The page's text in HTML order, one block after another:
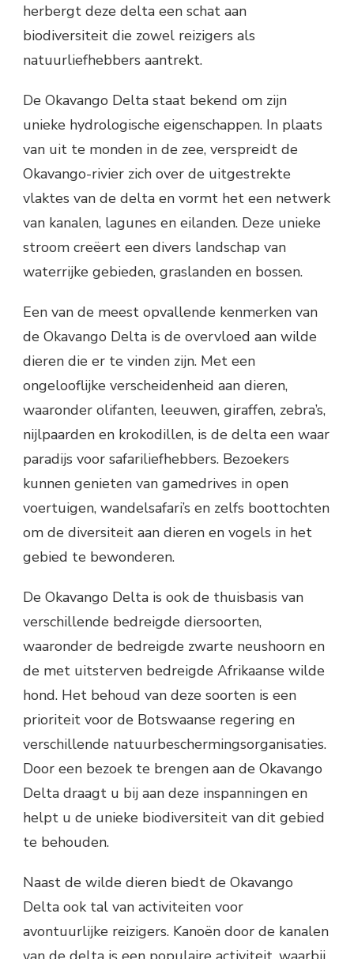
herbergt deze delta een schat aan
biodiversiteit die zowel reizigers als
natuurliefhebbers aantrekt.
De Okavango Delta staat bekend om zijn
unieke hydrologische eigenschappen. In plaats
van uit te monden in de zee, verspreidt de
Okavango-rivier zich over de uitgestrekte
vlaktes van de delta en vormt het een netwerk
van kanalen, lagunes en eilanden. Deze unieke
stroom creëert een divers landschap van
waterrijke gebieden, graslanden en bossen.
Een van de meest opvallende kenmerken van
de Okavango Delta is de overvloed aan wilde
dieren die er te vinden zijn. Met een
ongelooflijke verscheidenheid aan dieren,
waaronder olifanten, leeuwen, giraffen, zebra’s,
nijlpaarden en krokodillen, is de delta een waar
paradijs voor safariliefhebbers. Bezoekers
kunnen genieten van gamedrives in open
voertuigen, wandelsafari’s en zelfs boottochten
om de diversiteit aan dieren en vogels in het
gebied te bewonderen.
De Okavango Delta is ook de thuisbasis van
verschillende bedreigde diersoorten,
waaronder de bedreigde zwarte neushoorn en
de met uitsterven bedreigde Afrikaanse wilde
hond. Het behoud van deze soorten is een
prioriteit voor de Botswaanse regering en
verschillende natuurbeschermingsorganisaties.
Door een bezoek te brengen aan de Okavango
Delta draagt u bij aan deze inspanningen en
helpt u de unieke biodiversiteit van dit gebied
te behouden.
Naast de wilde dieren biedt de Okavango
Delta ook tal van activiteiten voor
avontuurlijke reizigers. Kanoën door de kanalen